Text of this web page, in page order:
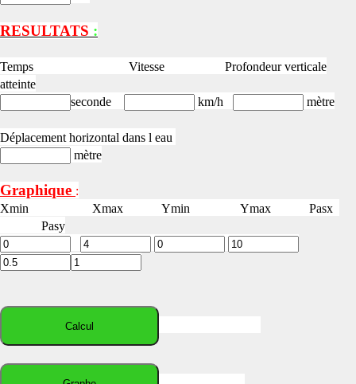
RESULTATS :
Temps Vitesse Profondeur verticale
atteinte
seconde
km/h mètre
Déplacement horizontal dans l eau
mètre
Graphique :
Xmin Xmax Ymin Ymax Pasx
Pasy